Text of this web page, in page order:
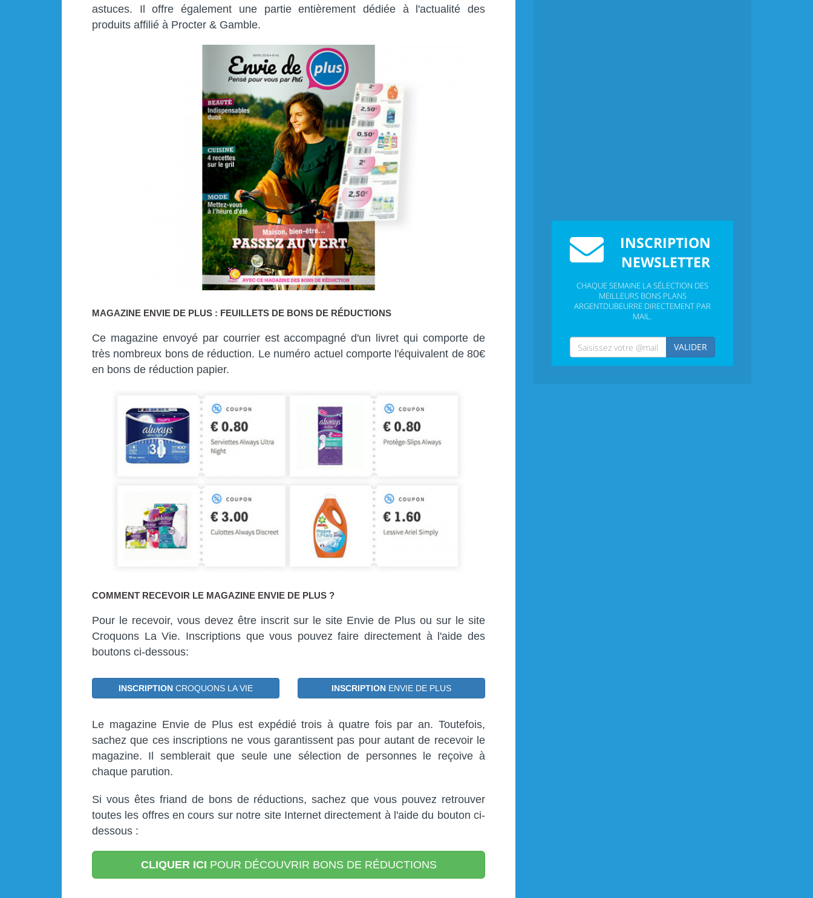
astuces. Il offre également une partie entièrement dédiée à l'actualité des
produits affilié à Procter & Gamble.
MAGAZINE ENVIE DE PLUS : FEUILLETS DE BONS DE RÉDUCTIONS
Ce magazine envoyé par courrier est accompagné d'un livret qui comporte de
très nombreux bons de réduction. Le numéro actuel comporte l'équivalent de 80€
en bons de réduction papier.
COMMENT RECEVOIR LE MAGAZINE ENVIE DE PLUS ?
Pour le recevoir, vous devez être inscrit sur le site Envie de Plus ou sur le site
Croquons La Vie. Inscriptions que vous pouvez faire directement à l'aide des
boutons ci-dessous:
INSCRIPTION CROQUONS LA VIE INSCRIPTION ENVIE DE PLUS
Le magazine Envie de Plus est expédié trois à quatre fois par an. Toutefois,
sachez que ces inscriptions ne vous garantissent pas pour autant de recevoir le
magazine. Il semblerait que seule une sélection de personnes le reçoive à
chaque parution.
Si vous êtes friand de bons de réductions, sachez que vous pouvez retrouver
toutes les offres en cours sur notre site Internet directement à l'aide du bouton ci-
dessous :
CLIQUER ICI POUR DÉCOUVRIR BONS DE RÉDUCTIONS
INSCRIPTION
NEWSLETTER
CHAQUE SEMAINE LA SÉLECTION DES
MEILLEURS BONS PLANS
ARGENTDUBEURRE DIRECTEMENT PAR
MAIL.
VALIDER